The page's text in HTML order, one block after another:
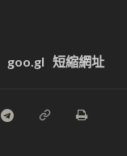
goo.gl 短縮網址